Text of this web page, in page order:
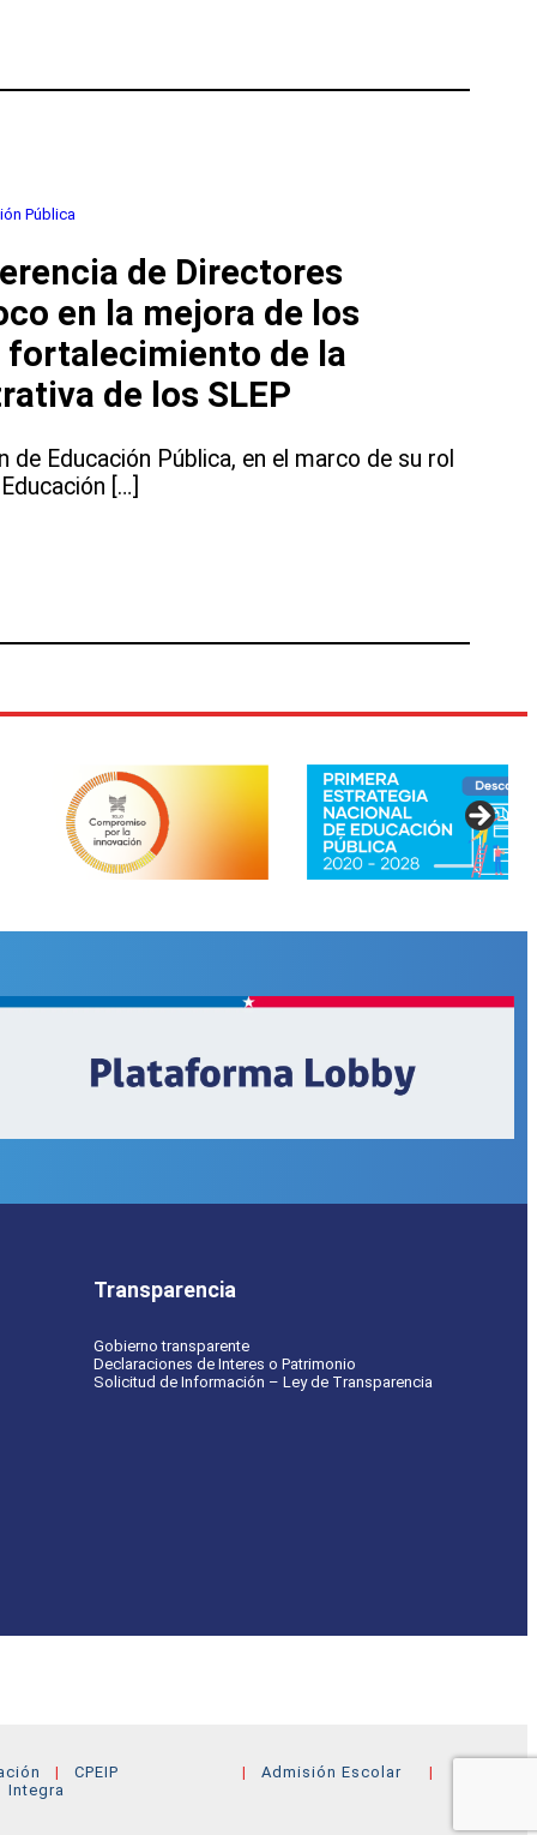
Pública
de Directores
en la mejora de los
fortalecimiento de la
de los SLEP
de Educación Pública, en el marco de su rol
[…]
Transparencia
Gobierno transparente
Declaraciones de Interes o Patrimonio
Solicitud de Información – Ley de Transparencia
CPEIP
Admisión Escolar
Integra